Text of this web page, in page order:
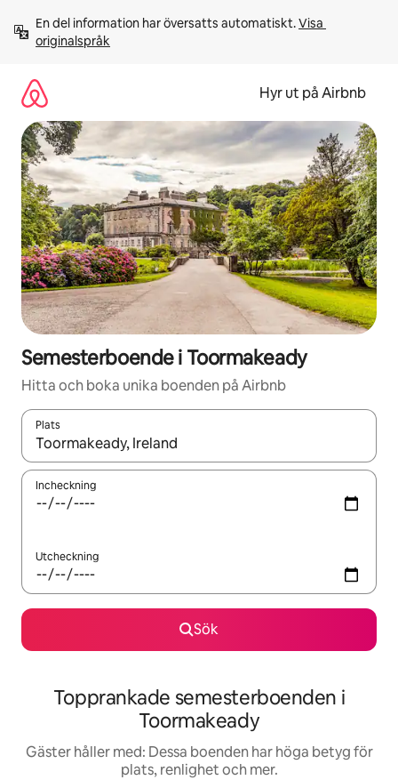
innehåll
En del information har översatts automatiskt. Visa
originalspråk
Hyr ut på Airbnb
Semesterboende i Toormakeady
Hitta och boka unika boenden på Airbnb
Plats
När resultaten är tillgängliga kan du navigera med upp- och
Incheckning
Utcheckning
Sök
Topprankade semesterboenden i
Toormakeady
Gäster håller med: Dessa boenden har höga betyg för
plats, renlighet och mer.